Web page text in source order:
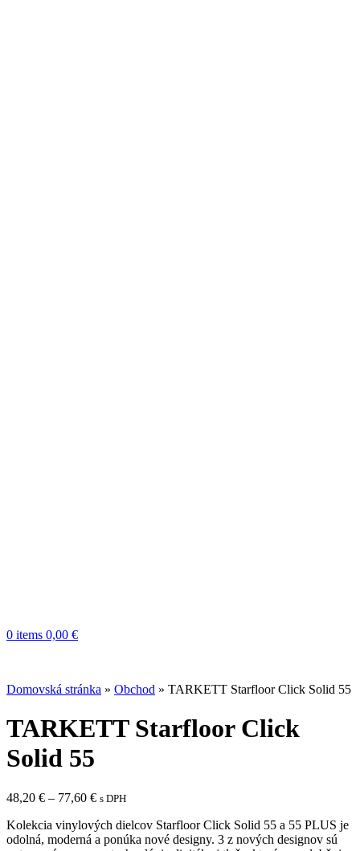
0 items 0,00 €
Domovská stránka » Obchod » TARKETT Starfloor Click Solid 55
TARKETT Starfloor Click
Solid 55
48,20 € – 77,60 €Price
48,20 €
through
s DPH
Kolekcia vinylových dielcov Starfloor Click Solid 55 a 55 PLUS je
odolná, moderná a ponúka nové designy. 3 z nových designov sú